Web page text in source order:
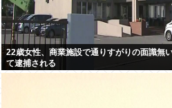
22歳女性、商業施設で通りすがりの面識無
て逮捕される